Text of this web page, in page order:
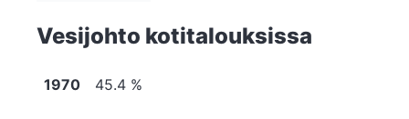
Vesijohto kotitalouksissa
1970 45.4 %